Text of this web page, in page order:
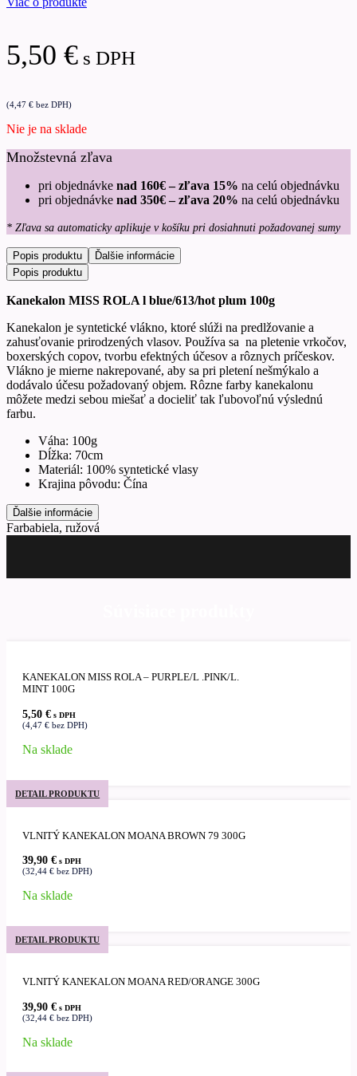
5,50 € s DPH
(4,47 € bez DPH)
Nie je na sklade
Množstevná zľava
pri objednávke nad 160€ – zľava 15% na celú objednávku
pri objednávke nad 350€ – zľava 20% na celú objednávku
* Zľava sa automaticky aplikuje v košíku pri dosiahnuti požadovanej sumy
Popis produktu
Ďalšie informácie
Popis produktu
Kanekalon MISS ROLA l blue/613/hot plum 100g
Kanekalon je syntetické vlákno, ktoré slúži na predlžovanie a
zahusťovanie prirodzených vlasov. Používa sa na pletenie vrkočov,
boxerských copov, tvorbu efektných účesov a rôznych príčeskov.
Vlákno je mierne nakrepované, aby sa pri pletení nešmýkalo a
dodávalo účesu požadovaný objem. Rôzne farby kanekalonu
môžete medzi sebou miešať a docieliť tak ľubovoľnú výslednú
farbu.
Váha: 100g
Dĺžka: 70cm
Materiál: 100% syntetické vlasy
Krajina pôvodu: Čína
Ďalšie informácie
Farbabiela, ružová
KANEKALON MISS ROLA – PURPLE/L .PINK/L.
MINT 100G
5,50 € s DPH
(4,47 € bez DPH)
Na sklade
DETAIL PRODUKTU
VLNITÝ KANEKALON MOANA BROWN 79 300G
39,90 € s DPH
(32,44 € bez DPH)
Na sklade
DETAIL PRODUKTU
VLNITÝ KANEKALON MOANA RED/ORANGE 300G
39,90 € s DPH
(32,44 € bez DPH)
Na sklade